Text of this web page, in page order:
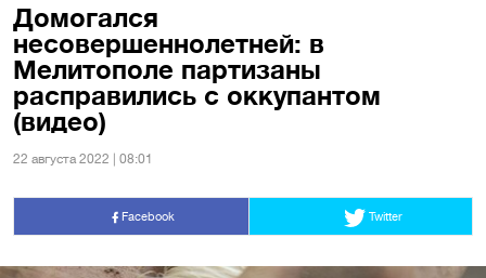
Домогался
несовершеннолетней: в
Мелитополе партизаны
расправились с оккупантом
(видео)
22 августа 2022 | 08:01
Facebook Twitter